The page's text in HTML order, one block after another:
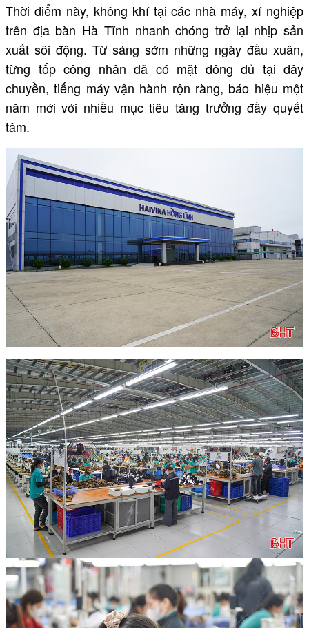
Thời điểm này, không khí tại các nhà máy, xí nghiệp
trên địa bàn Hà Tĩnh nhanh chóng trở lại nhịp sản
xuất sôi động. Từ sáng sớm những ngày đầu xuân,
từng tốp công nhân đã có mặt đông đủ tại dây
chuyền, tiếng máy vận hành rộn ràng, báo hiệu một
năm mới với nhiều mục tiêu tăng trưởng đầy quyết
tâm.